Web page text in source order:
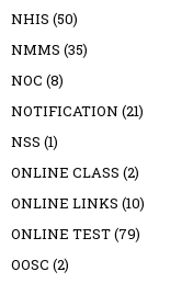
NHIS (50)
NMMS (35)
NOC (8)
NOTIFICATION (21)
NSS (1)
ONLINE CLASS (2)
ONLINE LINKS (10)
ONLINE TEST(79)
OOSC (2)